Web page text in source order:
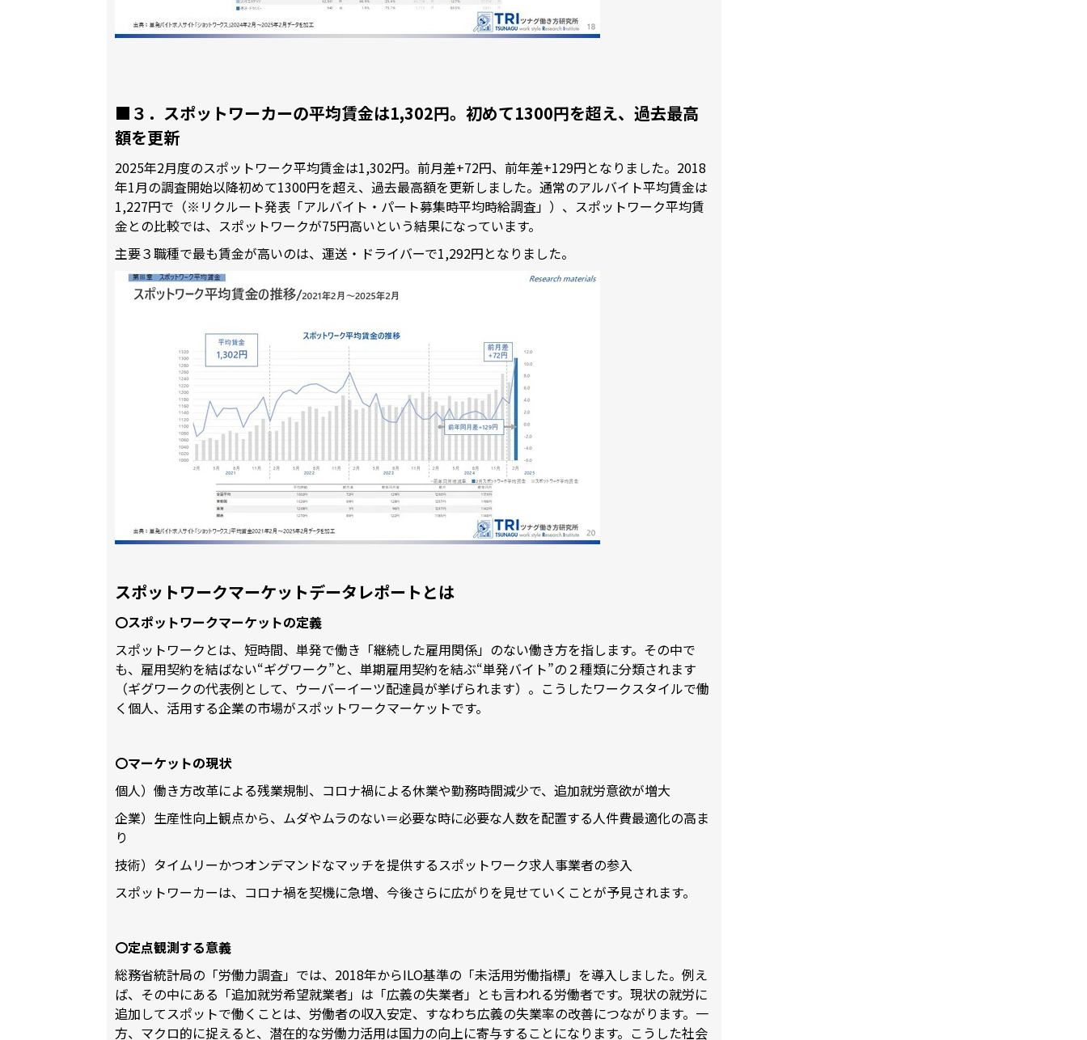
■３．スポットワーカーの平均賃金は1,302円。初めて1300円を超え、過去最高
額を更新
2025年2月度のスポットワーク平均賃金は1,302円。前月差+72円、前年差+129円となりました。2018
年1月の調査開始以降初めて1300円を超え、過去最高額を更新しました。通常のアルバイト平均賃金は
1,227円で（※リクルート発表「アルバイト・パート募集時平均時給調査」）、スポットワーク平均賃
金との比較では、スポットワークが75円高いという結果になっています。
主要３職種で最も賃金が高いのは、運送・ドライバーで1,292円となりました。
スポットワークマーケットデータレポートとは
〇スポットワークマーケットの定義
スポットワークとは、短時間、単発で働き「継続した雇用関係」のない働き方を指します。その中で
も、雇用契約を結ばない“ギグワーク”と、単期雇用契約を結ぶ“単発バイト”の２種類に分類されます
（ギグワークの代表例として、ウーバーイーツ配達員が挙げられます）。こうしたワークスタイルで働
く個人、活用する企業の市場がスポットワークマーケットです。
〇マーケットの現状
個人）働き方改革による残業規制、コロナ禍による休業や勤務時間減少で、追加就労意欲が増大
企業）生産性向上観点から、ムダやムラのない＝必要な時に必要な人数を配置する人件費最適化の高ま
り
技術）タイムリーかつオンデマンドなマッチを提供するスポットワーク求人事業者の参入
スポットワーカーは、コロナ禍を契機に急増、今後さらに広がりを見せていくことが予見されます。
〇定点観測する意義
総務省統計局の「労働力調査」では、2018年からILO基準の「未活用労働指標」を導入しました。例え
ば、その中にある「追加就労希望就業者」は「広義の失業者」とも言われる労働者です。現状の就労に
追加してスポットで働くことは、労働者の収入安定、すなわち広義の失業率の改善につながります。一
方、マクロ的に捉えると、潜在的な労働力活用は国力の向上に寄与することになります。こうした社会